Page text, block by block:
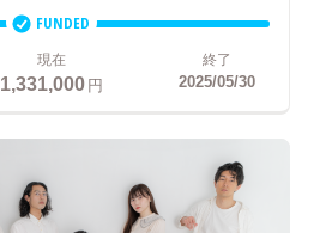
FUNDED
現在
1,331,000円
終了
2025/05/30